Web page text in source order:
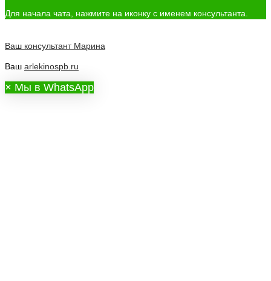
Для начала чата, нажмите на иконку с именем консультанта.
Ваш консультант Марина
Ваш arlekinospb.ru
× Мы в WhatsApp